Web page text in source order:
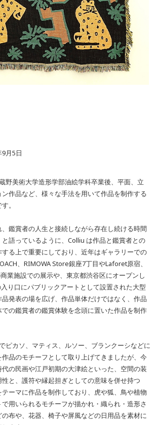
月5日
野美術大学造形学部油絵学科卒業後、平面、立
作品など、様々な手法を用いて作品を制作する
。
、鑑賞者の人生と接続しながら存在し続ける時間
語っているように、Colliu は作品と鑑賞者との
る上で重要にしており、近年はギャラリーでの
、RIMOWA Store銀座7丁目やLaforet原宿、
業施設での展示や、東京都渋谷区にオープンし
入り口にパブリックアートとして設置された大型
発表の場を広げ、作品単体だけではなく、作品
の鑑賞者の鑑賞体験を念頭に置いた作品を制作
ピカソ、マティス、ルソー、ブランクーシなどに
品のモチーフとして取り上げてきましたが、今
の民画や江戸初期の大津絵といった、空間の装
と、護符や縁起担ぎとしての意味を併せ持つ
テーマに作品を制作しており、虎や狐、鳥や植物
用いられるモチーフが描かれ・織られ・造形さ
布や、花器、椅子や屏風などの日用品を素材に